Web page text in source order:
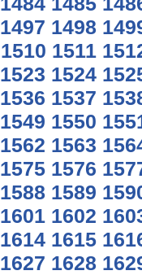
1497 1498
1510 1511
1523 1524
1536 1537
1549 1550
1562 1563
1575 1576
1588 1589
1601 1602
1614 1615
1627 1628